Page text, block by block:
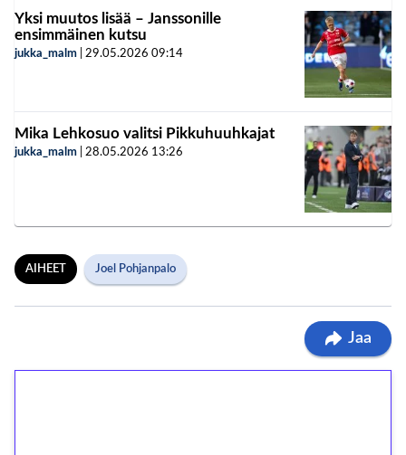
Yksi muutos lisää – Janssonille
ensimmäinen kutsu
jukka_malm 29.05.2026 09:14
Mika Lehkosuo valitsi Pikkuhuuhkajat
jukka_malm 28.05.2026 13:26
AIHEET Joel Pohjanpalo
Jaa